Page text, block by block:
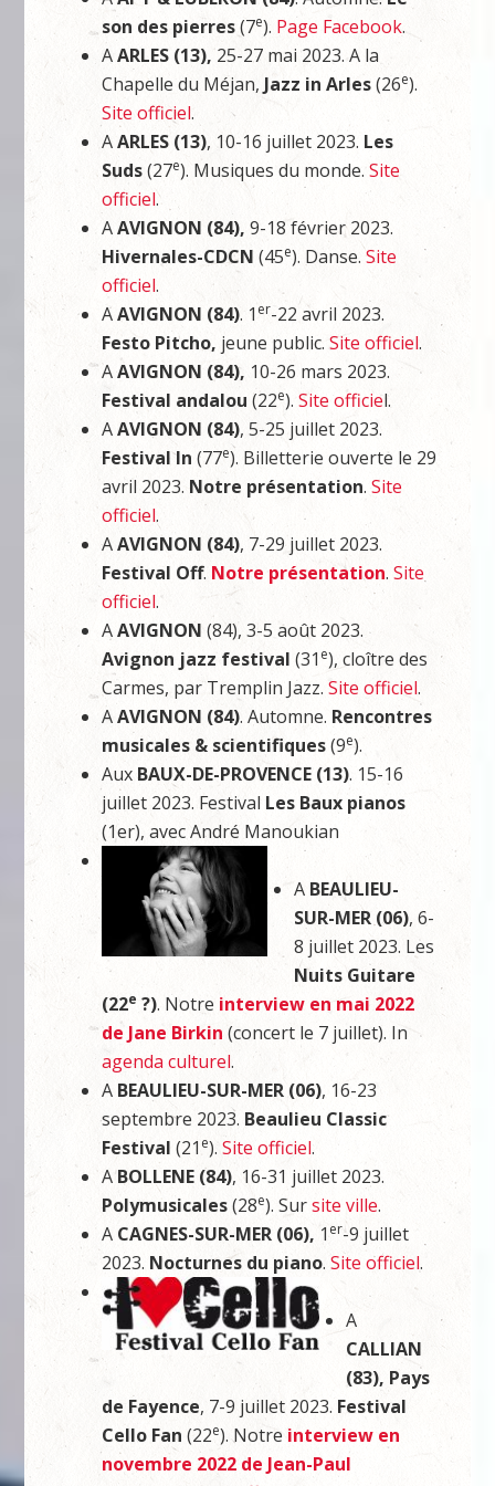
son des pierres(7e). Page Facebook.
AARLES (13), 25-27 mai 2023. A la
Chapelle du Méjan, Jazz in Arles(26e).
Site officiel.
AARLES (13), 10-16 juillet 2023. Les
Suds(27e). Musiques du monde.Site
officiel.
AAVIGNON (84),9-18 février 2023.
Hivernales-CDCN (45e). Danse.Site
officiel.
AAVIGNON (84). 1 er-22 avril 2023.
Festo Pitcho, jeune public.Site officiel.
AAVIGNON (84), 10-26 mars 2023.
Festival andalou (22e).Site officiel.
AAVIGNON (84), 5-25 juillet 2023.
Festival In(77e). Billetterie ouverte le 29
avril 2023. Notre présentation.Site
officiel.
AAVIGNON (84), 7-29 juillet 2023.
Festival Off. Notre présentation.Site
officiel.
AAVIGNON (84), 3-5 août 2023.
Avignon jazz festival (31 e), cloître des
Carmes, par Tremplin Jazz.Site officiel.
AAVIGNON (84). Automne. Rencontres
musicales & scientifiques(9e).
Aux BAUX-DE-PROVENCE (13). 15-16
juillet 2023. Festival Les Baux pianos
(1er), avec André Manoukian
A BEAULIEU-
SUR-MER (06), 6-
8 juillet 2023. Les
Nuits Guitare
(22e ?). Notre interview en mai 2022
de Jane Birkin (concert le 7 juillet). In
agenda culturel.
A BEAULIEU-SUR-MER (06), 16-23
septembre 2023. Beaulieu Classic
Festival (21 e).Site officiel.
ABOLLENE (84), 16-31 juillet 2023.
Polymusicales(28e). Sursite ville.
A CAGNES-SUR-MER (06), 1 er-9 juillet
2023. Nocturnes du piano.Site officiel.
A
CALLIAN
(83), Pays
de Fayence, 7-9 juillet 2023. Festival
Cello Fan(22e). Notre interview en
novembre 2022 de Jean-Paul